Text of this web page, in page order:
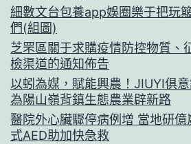
細數文台包養app娛圈樂于把玩
們(組圖)
芝罘區關于求購疫情防控物質、
檢渠道的通知佈告
以蚓為媒，賦能興農！JIUYI俱
為陽山嶺背鎮生態農業辟新路
醫院外心臟驟停病例增 當地研
式AED助加快急救